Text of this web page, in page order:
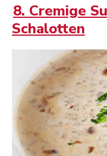
8. Cremige
Schalotten